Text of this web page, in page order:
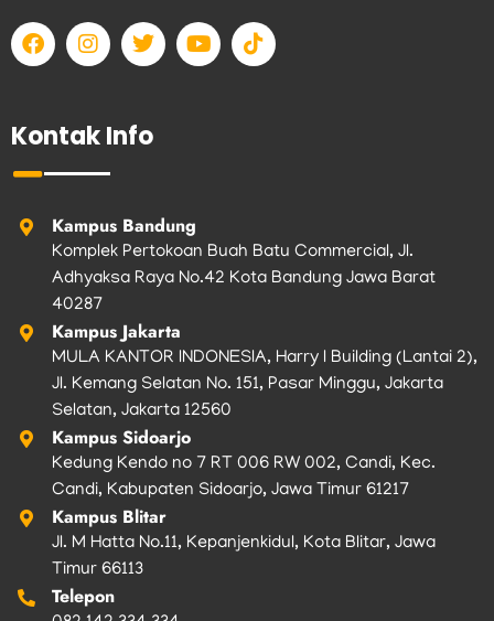
F
a
c
o
o
k
I
n
s
a
g
a
T
w
i
e
Y
o
u
T
i
k
Kontak Info
Kampus Bandung
Komplek Pertokoan Buah Batu Commercial, Jl.
Adhyaksa Raya No.42 Kota Bandung Jawa Barat
40287
Kampus Jakarta
MULA KANTOR INDONESIA, Harry I Building (Lantai 2),
Jl. Kemang Selatan No. 151, Pasar Minggu, Jakarta
Selatan, Jakarta 12560
Kampus Sidoarjo
Kedung Kendo no 7 RT 006 RW 002, Candi, Kec.
Candi, Kabupaten Sidoarjo, Jawa Timur 61217
Kampus Blitar
Jl. M Hatta No.11, Kepanjenkidul, Kota Blitar, Jawa
Timur 66113
Telepon